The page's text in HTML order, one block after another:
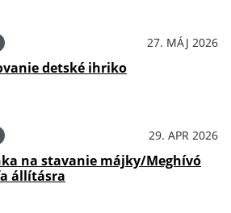
27. MÁJ 2026
detské ihriko
29. APR 2026
na stavanie májky/Meghívó
állításra